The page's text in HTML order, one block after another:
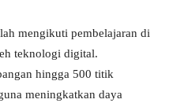
mengikuti pembelajaran di
teknologi digital.
hingga 500 titik
meningkatkan daya